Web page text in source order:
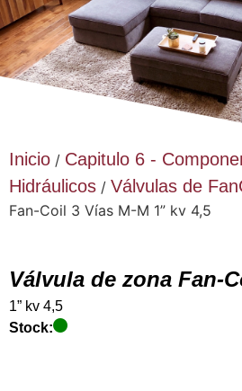
Inicio / Capitulo 6 -
Hidráulicos / Válvulas de
Fan-Coil 3 Vías M-M 1” kv 4,5
Válvula de zona Fan-
1” kv 4,5
Stock: